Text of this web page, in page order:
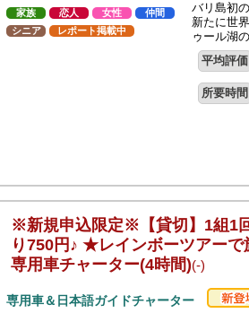
家族 恋人 女性
仲間
シニア
レポート掲載中
バリ島初
新たに世
ゥール湖
平均評価
所要時間
※新規申込限定※【貸切】1組1
り750円♪ ★レインボーツアー
専用車チャーター(4時間)(-)
専用車＆日本語ガイドチャーター